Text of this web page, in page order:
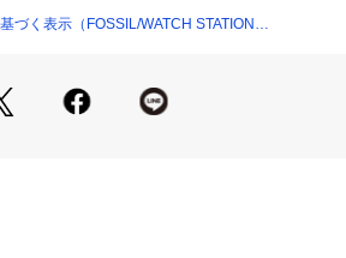
づく表示（FOSSIL/WATCH STATION